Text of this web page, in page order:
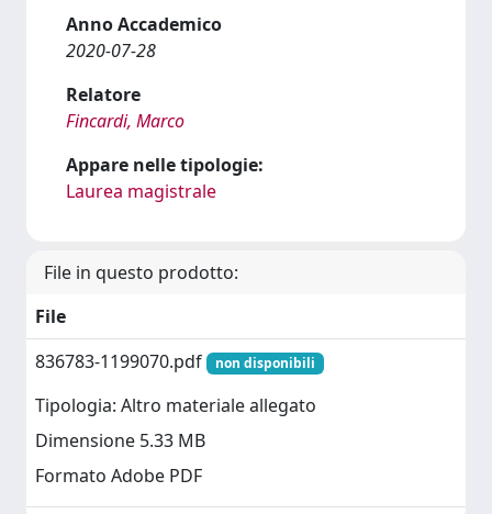
Anno Accademico
2020-07-28
Relatore
Fincardi, Marco
Appare nelle tipologie:
Laurea magistrale
File in questo prodotto:
File
836783-1199070.pdf
non disponibili
Tipologia: Altro materiale allegato
Dimensione 5.33 MB
Formato Adobe PDF